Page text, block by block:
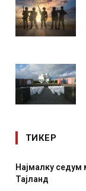
ТИКЕР
училиште во